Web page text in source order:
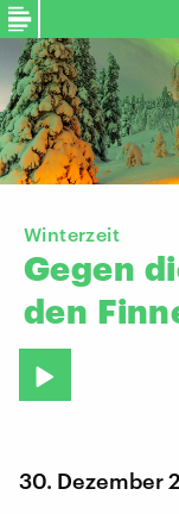
Winterzeit
Gegen
den
30. Dezember